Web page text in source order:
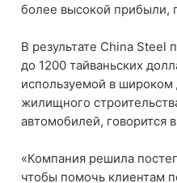
более высокой прибыли,
В результате China Steel
до 1200 тайваньских
используемой в широком
жилищного
автомобилей, говорится
«Компания решила
чтобы помочь клиентам